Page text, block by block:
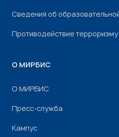
Сведения об
Противодействие терроризму
О МИРБИС
О МИРБИС
Пресс-служба
Кампус